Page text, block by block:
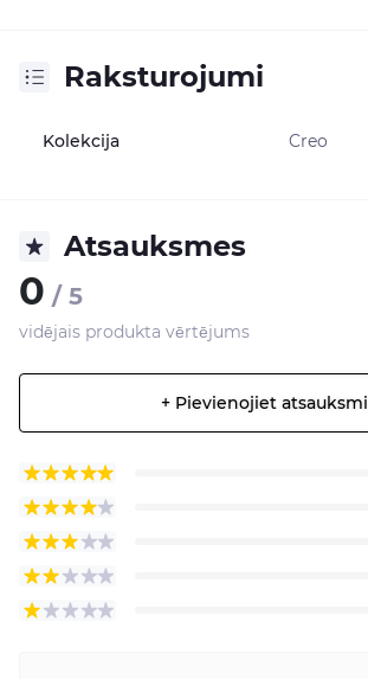
Raksturojumi
Kolekcija Creo
Atsauksmes
0 / 5
vidējais produkta vērtējums
+ Pievienojiet atsauksmi